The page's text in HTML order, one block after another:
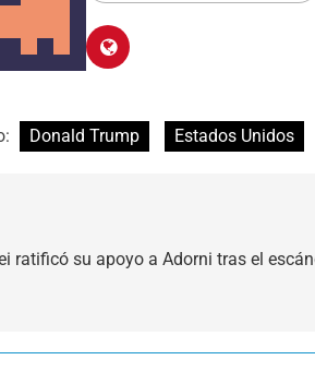
Donald Trump Estados Unidos
ratificó su apoyo a Adorni tras el